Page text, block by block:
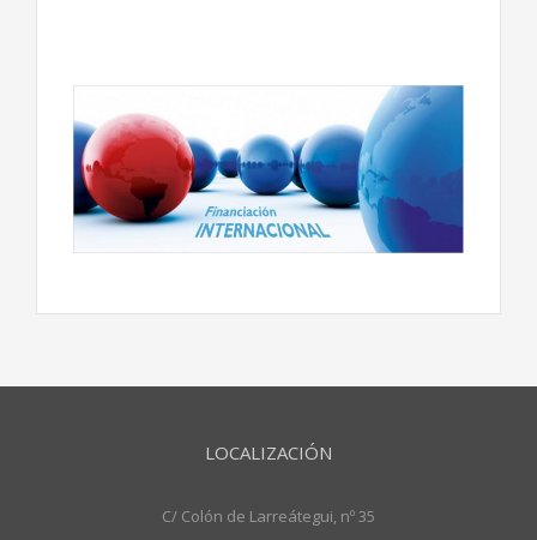
LOCALIZACIÓN
C/ Colón de Larreátegui, nº 35